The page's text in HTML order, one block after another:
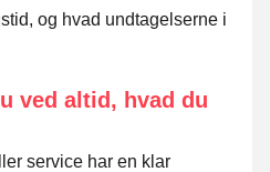
og hvad undtagelserne i
ved altid, hvad du
service har en klar